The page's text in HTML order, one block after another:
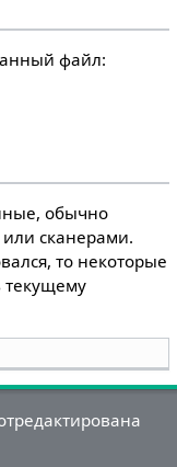
файл:
обычно
сканерами.
то некоторые
текущему